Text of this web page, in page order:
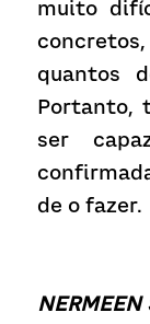
muito
quantos
Portanto,
ser
de o fazer.